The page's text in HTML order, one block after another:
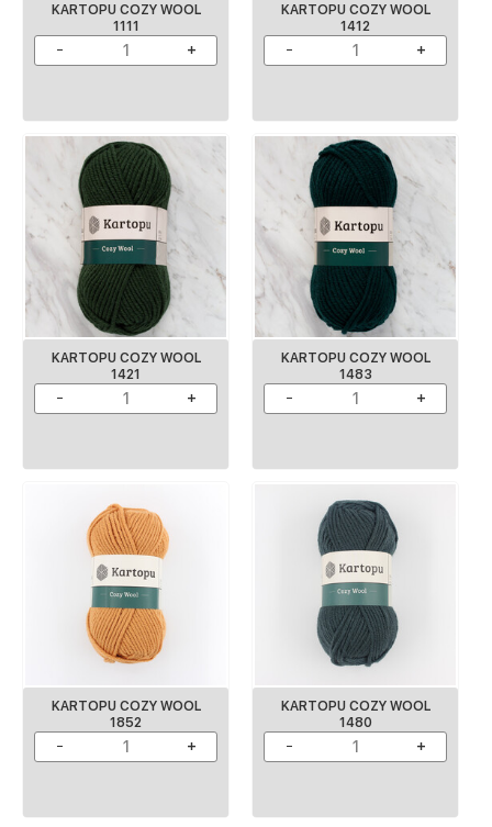
KARTOPU COZY WOOL
1111
KARTOPU COZY WOOL
1412
KARTOPU COZY WOOL
1421
KARTOPU COZY WOOL
1483
KARTOPU COZY WOOL
1852
KARTOPU COZY WOOL
1480